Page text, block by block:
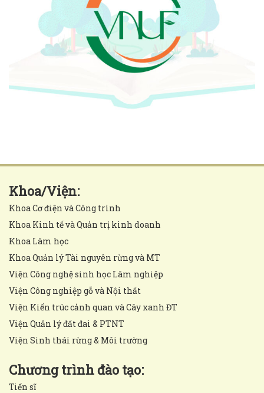
Khoa/Viện:
Khoa Cơ điện và Công trình
Khoa Kinh tế và Quản trị kinh doanh
Khoa Lâm học
Khoa Quản lý Tài nguyên rừng và MT
Viện Công nghệ sinh học Lâm nghiệp
Viện Công nghiệp gỗ và Nội thất
Viện Kiến trúc cảnh quan và Cây xanh ĐT
Viện Quản lý đất đai & PTNT
Viện Sinh thái rừng & Môi trường
Chương trình đào tạo:
Tiến sĩ